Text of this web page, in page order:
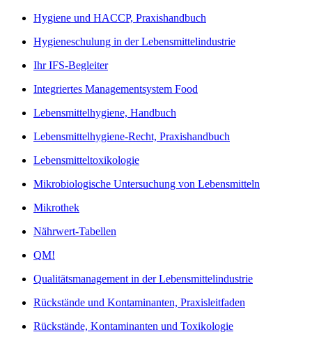
Hygiene und HACCP, Praxishandbuch
Hygieneschulung in der Lebensmittelindustrie
Ihr IFS-Begleiter
Integriertes Managementsystem Food
Lebensmittelhygiene, Handbuch
Lebensmittelhygiene-Recht, Praxishandbuch
Lebensmitteltoxikologie
Mikrobiologische Untersuchung von Lebensmitteln
Mikrothek
Nährwert-Tabellen
QM!
Qualitätsmanagement in der Lebensmittelindustrie
Rückstände und Kontaminanten, Praxisleitfaden
Rückstände, Kontaminanten und Toxikologie